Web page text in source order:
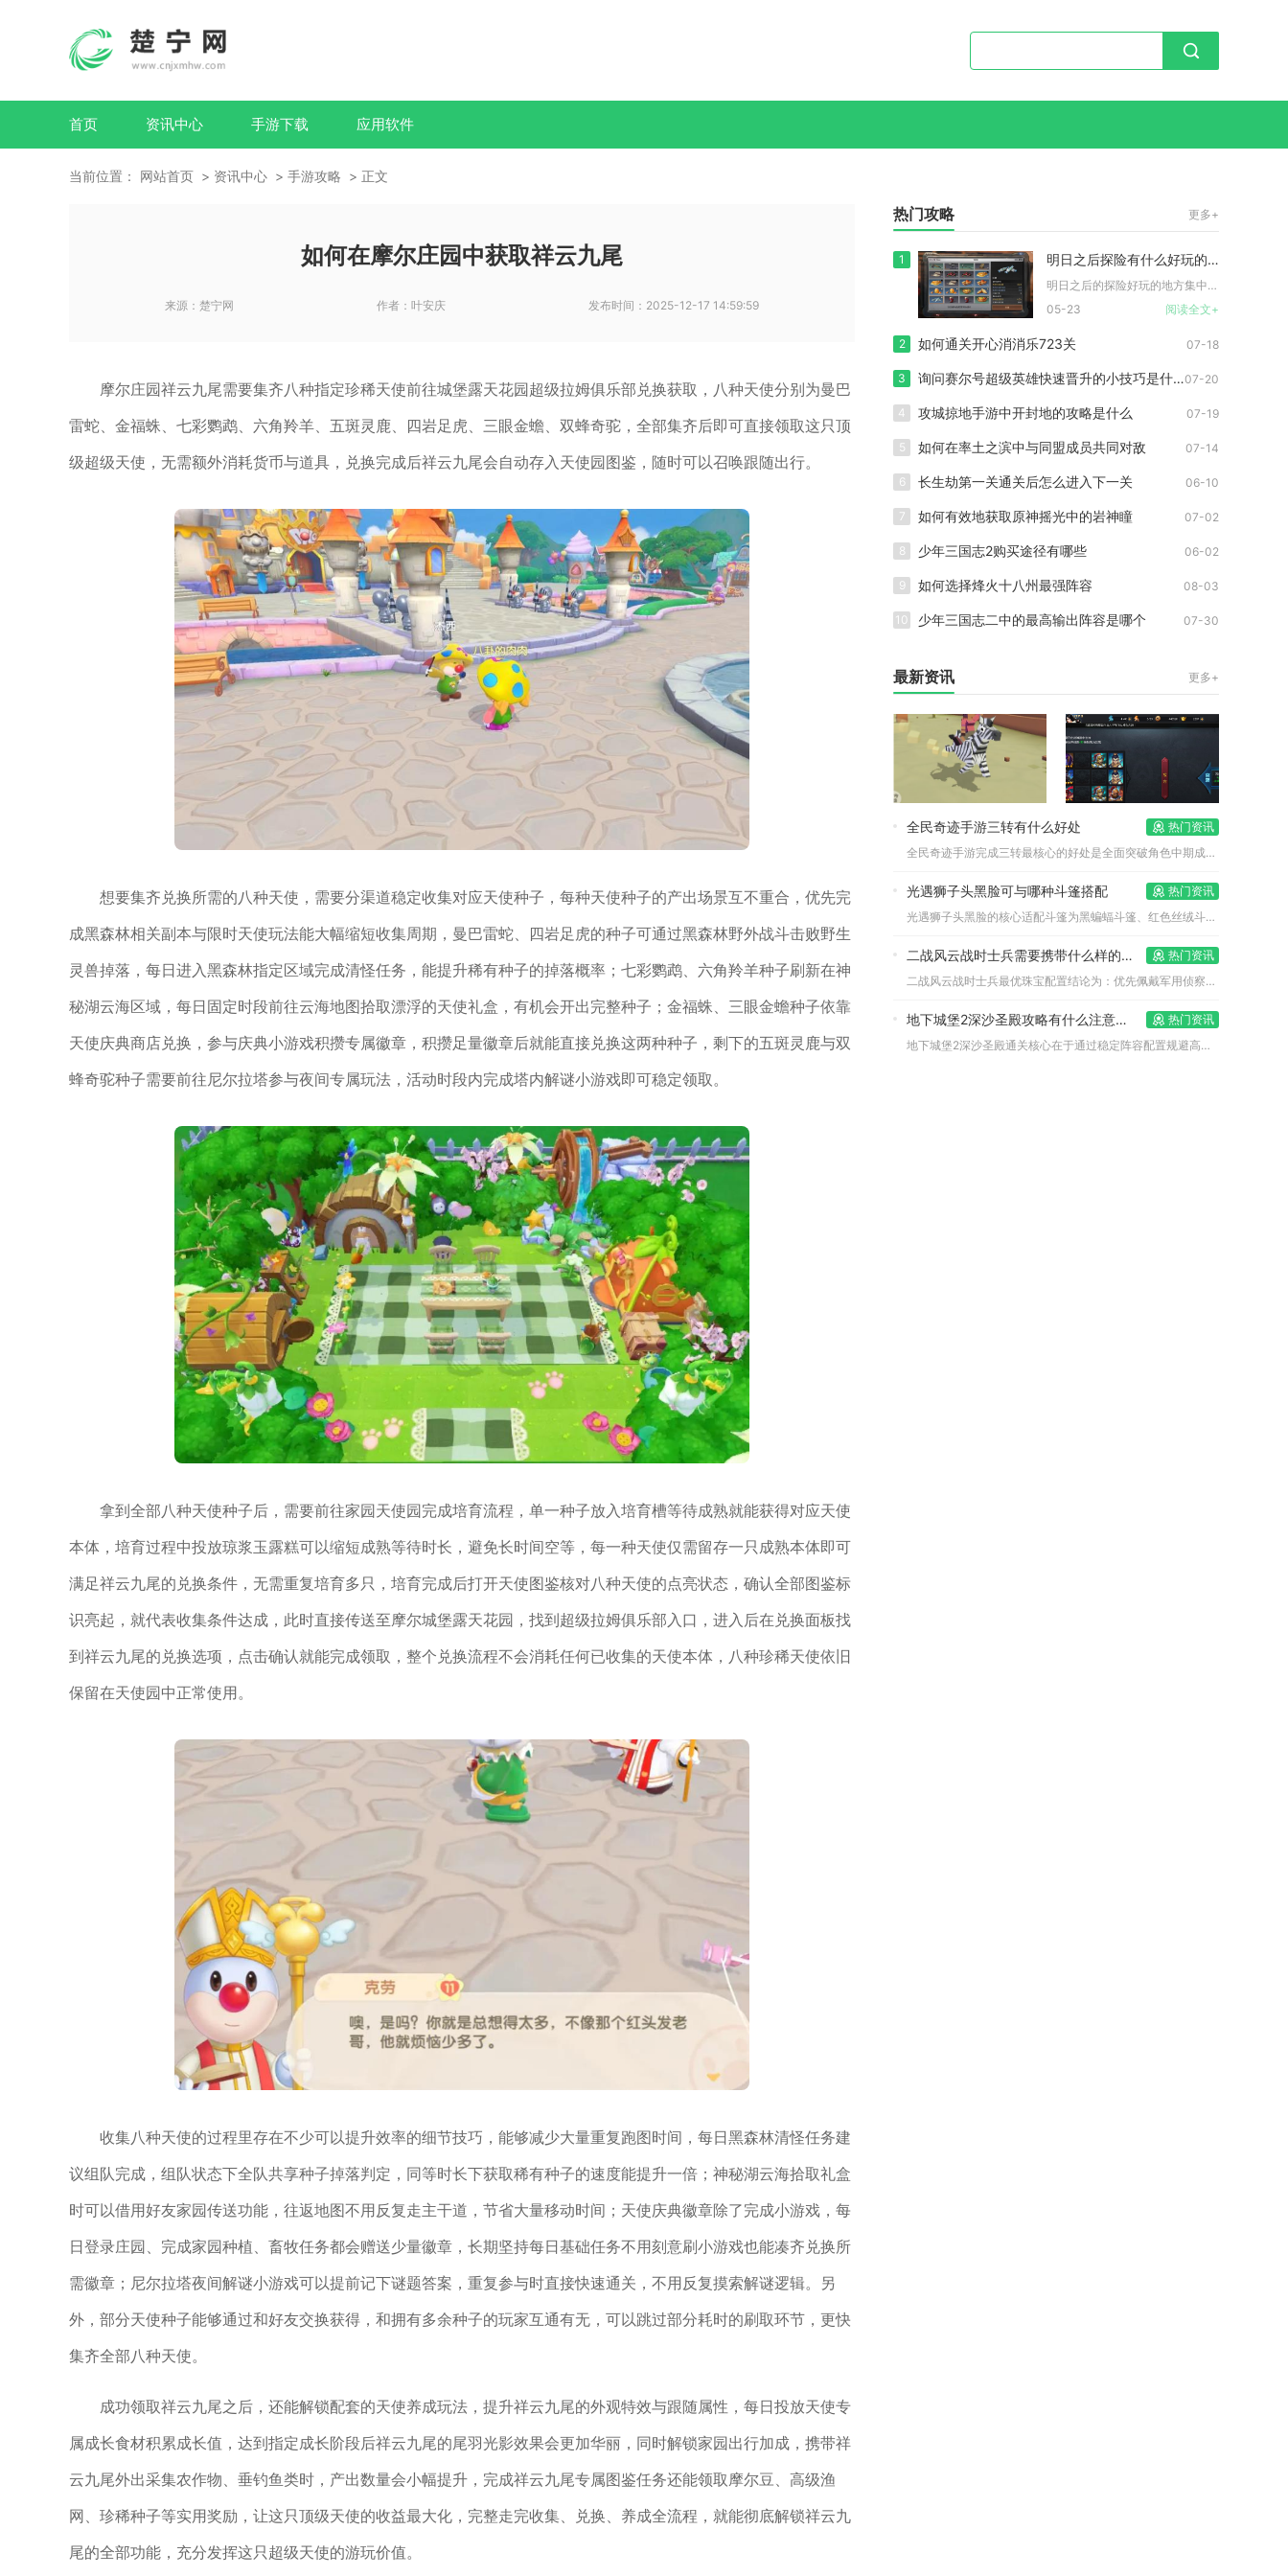
首页 资讯中心 手游下载 应用软件
当前位置： 网站首页 资讯中心 手游攻略 正文
如何在摩尔庄园中获取祥云九尾
来源： 楚宁网 作者： 叶安庆 发布时间： 2025-12-17 14:59:59
摩尔庄园祥云九尾需要集齐八种指定珍稀天使前往城堡露天花园超级拉姆俱乐部兑换获取，八种天使分别为曼巴
雷蛇、金福蛛、七彩鹦鹉、六角羚羊、五斑灵鹿、四岩足虎、三眼金蟾、双蜂奇驼，全部集齐后即可直接领取这只顶
级超级天使，无需额外消耗货币与道具，兑换完成后祥云九尾会自动存入天使园图鉴，随时可以召唤跟随出行。
想要集齐兑换所需的八种天使，需要分渠道稳定收集对应天使种子，每种天使种子的产出场景互不重合，优先完
成黑森林相关副本与限时天使玩法能大幅缩短收集周期，曼巴雷蛇、四岩足虎的种子可通过黑森林野外战斗击败野生
灵兽掉落，每日进入黑森林指定区域完成清怪任务，能提升稀有种子的掉落概率；七彩鹦鹉、六角羚羊种子刷新在神
秘湖云海区域，每日固定时段前往云海地图拾取漂浮的天使礼盒，有机会开出完整种子；金福蛛、三眼金蟾种子依靠
天使庆典商店兑换，参与庆典小游戏积攒专属徽章，积攒足量徽章后就能直接兑换这两种种子，剩下的五斑灵鹿与双
蜂奇驼种子需要前往尼尔拉塔参与夜间专属玩法，活动时段内完成塔内解谜小游戏即可稳定领取。
拿到全部八种天使种子后，需要前往家园天使园完成培育流程，单一种子放入培育槽等待成熟就能获得对应天使
本体，培育过程中投放琼浆玉露糕可以缩短成熟等待时长，避免长时间空等，每一种天使仅需留存一只成熟本体即可
满足祥云九尾的兑换条件，无需重复培育多只，培育完成后打开天使图鉴核对八种天使的点亮状态，确认全部图鉴标
识亮起，就代表收集条件达成，此时直接传送至摩尔城堡露天花园，找到超级拉姆俱乐部入口，进入后在兑换面板找
到祥云九尾的兑换选项，点击确认就能完成领取，整个兑换流程不会消耗任何已收集的天使本体，八种珍稀天使依旧
保留在天使园中正常使用。
收集八种天使的过程里存在不少可以提升效率的细节技巧，能够减少大量重复跑图时间，每日黑森林清怪任务建
议组队完成，组队状态下全队共享种子掉落判定，同等时长下获取稀有种子的速度能提升一倍；神秘湖云海拾取礼盒
时可以借用好友家园传送功能，往返地图不用反复走主干道，节省大量移动时间；天使庆典徽章除了完成小游戏，每
日登录庄园、完成家园种植、畜牧任务都会赠送少量徽章，长期坚持每日基础任务不用刻意刷小游戏也能凑齐兑换所
需徽章；尼尔拉塔夜间解谜小游戏可以提前记下谜题答案，重复参与时直接快速通关，不用反复摸索解谜逻辑。另
外，部分天使种子能够通过和好友交换获得，和拥有多余种子的玩家互通有无，可以跳过部分耗时的刷取环节，更快
集齐全部八种天使。
成功领取祥云九尾之后，还能解锁配套的天使养成玩法，提升祥云九尾的外观特效与跟随属性，每日投放天使专
属成长食材积累成长值，达到指定成长阶段后祥云九尾的尾羽光影效果会更加华丽，同时解锁家园出行加成，携带祥
云九尾外出采集农作物、垂钓鱼类时，产出数量会小幅提升，完成祥云九尾专属图鉴任务还能领取摩尔豆、高级渔
网、珍稀种子等实用奖励，让这只顶级天使的收益最大化，完整走完收集、兑换、养成全流程，就能彻底解锁祥云九
尾的全部功能，充分发挥这只超级天使的游玩价值。
热门攻略 更多+
1 明日之后探险有什么好玩的地方
明日之后的探险好玩的地方集中在莱文市、维纳雪场、灰熊山、圣托...
05-23
阅读全文+
2 如何通关开心消消乐723关 07-18
3 询问赛尔号超级英雄快速晋升的小技巧是什么07-20
4 攻城掠地手游中开封地的攻略是什么 07-19
5 如何在率土之滨中与同盟成员共同对敌 07-14
6 长生劫第一关通关后怎么进入下一关 06-10
7 如何有效地获取原神摇光中的岩神瞳 07-02
8 少年三国志2购买途径有哪些 06-02
9 如何选择烽火十八州最强阵容 08-03
10 少年三国志二中的最高输出阵容是哪个 07-30
最新资讯 更多+
全民奇迹手游三转有什么好处
热门资讯
全民奇迹手游完成三转最核心的好处是全面突破角色中期成长瓶颈，...
光遇狮子头黑脸可与哪种斗篷搭配
热门资讯
光遇狮子头黑脸的核心适配斗篷为黑蝙蝠斗篷、红色丝绒斗篷、二级...
二战风云战时士兵需要携带什么样的珠宝
热门资讯
二战风云战时士兵最优珠宝配置结论为：优先佩戴军用侦察眼镜提升...
地下城堡2深沙圣殿攻略有什么注意事项
热门资讯
地下城堡2深沙圣殿通关核心在于通过稳定阵容配置规避高额伤害并...